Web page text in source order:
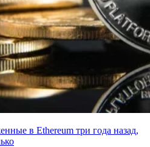
в Ethereum три года назад,